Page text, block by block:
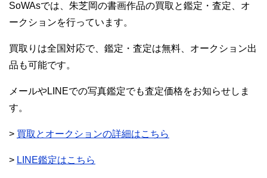
SoWAsでは、朱芝岡の書画作品の買取と鑑定・査定、オ
ークションを行っています。
買取りは全国対応で、鑑定・査定は無料、オークション出
品も可能です。
メールやLINEでの写真鑑定でも査定価格をお知らせしま
す。
> 買取とオークションの詳細はこちら
> LINE鑑定はこちら